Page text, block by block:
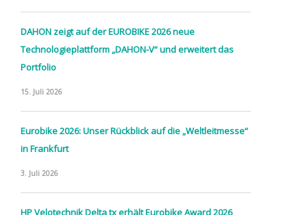
DAHON zeigt auf der EUROBIKE 2026 neue
Technologieplattform „DAHON-V“ und erweitert das
Portfolio
15. Juli 2026
Eurobike 2026: Unser Rückblick auf die „Weltleitmesse“
in Frankfurt
3. Juli 2026
HP Velotechnik Delta tx erhält Eurobike Award 2026